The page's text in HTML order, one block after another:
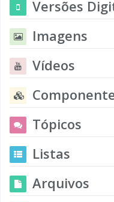
Versões
Imagens
Vídeos
Tópicos
Listas
Arquivos